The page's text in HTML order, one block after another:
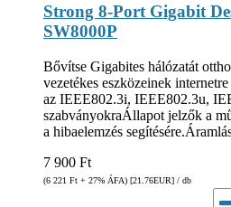
Strong 8-Port Gigabit
SW8000P
Bővítse Gigabites hálózatát
vezetékes eszközeinek
az IEEE802.3i, IEEE802.3u,
szabványokraÁllapot jelzők a
a hibaelemzés
7 900 Ft
(6 221 Ft + 27% ÁFA) [21.76EUR] / db